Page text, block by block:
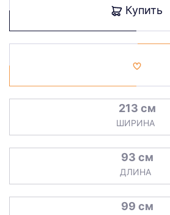
213 см
ШИРИНА
93 см
ДЛИНА
99 см
Купить